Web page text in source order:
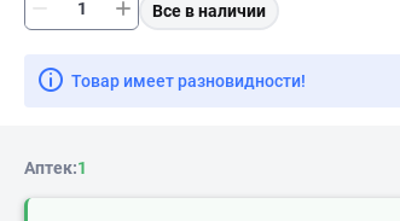
Все в наличии
Товар имеет разновидности!
Аптек:1